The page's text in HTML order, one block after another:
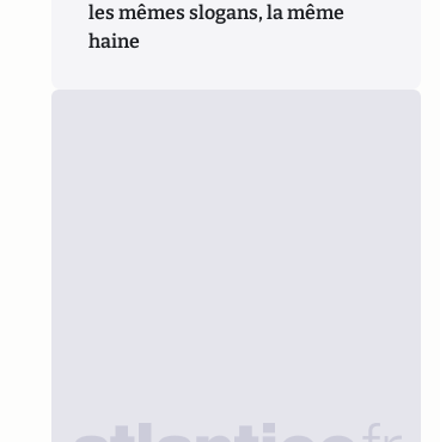
les mêmes slogans, la même
haine